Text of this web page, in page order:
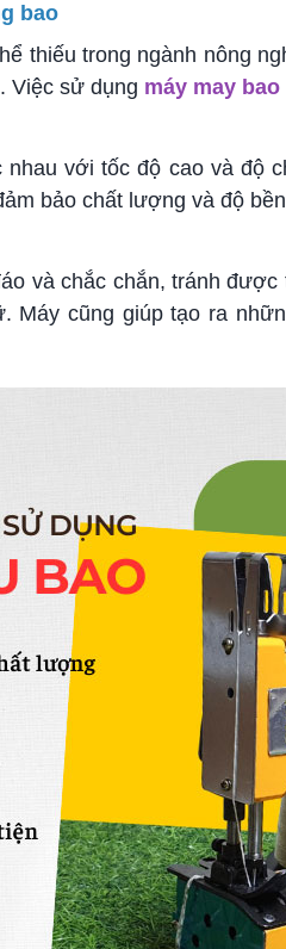
bao
thiếu trong ngành nông
Việc sử dụng máy may bao
với tốc độ cao và độ
bảo chất lượng và độ
và chắc chắn, tránh
Máy cũng giúp tạo ra